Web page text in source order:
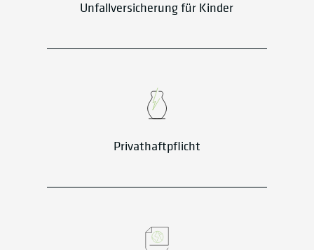
Unfallversicherung für Kinder
Privathaftpflicht